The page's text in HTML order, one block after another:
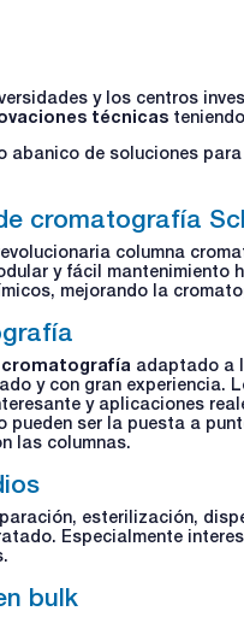
y los centros
técnicas
abanico de soluciones
cromatografía
columna
y fácil mantenimiento
mejorando la
adaptado a
y con gran experiencia.
y aplicaciones
pueden ser la puesta a
las columnas.
esterilización,
Especialmente
tubos.
bulk